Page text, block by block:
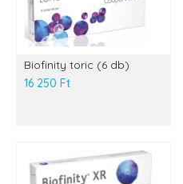
Biofinity toric (6 db)
16 250 Ft